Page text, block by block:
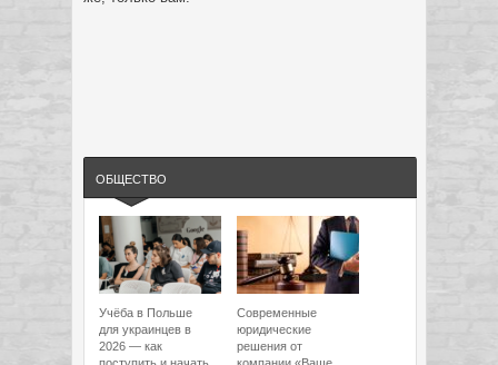
ОБЩЕСТВО
Учёба в Польше
для украинцев в
2026 — как
Современные
юридические
решения от